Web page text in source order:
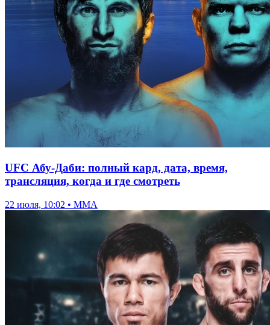
UFC Абу-Даби: полный кард, дата, время,
трансляция, когда и где смотреть
22 июля, 10:02 • ММА